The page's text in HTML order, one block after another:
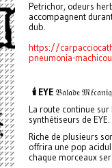
Petrichor, odeurs
accompagnent
dub.
https://
pneumonia-
🕯️ EYE𝔅𝔞𝔩𝔞𝔡𝔢
La route continue
synthétiseurs de EYE.
Riche de plusieurs
offrira une pop
chaque morceaux